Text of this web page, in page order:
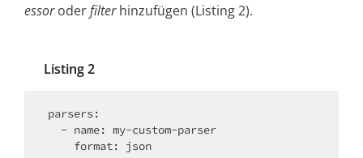
essoroderfilterhinzufügen (Listing 2).
Listing 2
parsers: